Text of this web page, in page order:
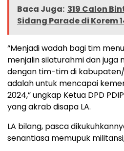
Baca Juga: 319 Calon
Sidang Parade di Korem
“Menjadi wadah bagi tim
menjalin silaturahmi dan juga
dengan tim-tim di
adalah untuk mencapai
2024,” ungkap Ketua DPD
yang akrab disapa LA.
LA bilang, pasca
senantiasa memupuk